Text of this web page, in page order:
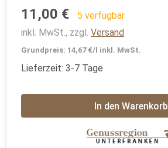
11,00 €
5 verfügbar
inkl. MwSt., zzgl. Versand
Grundpreis: 14,67 €/l inkl. MwSt.
Lieferzeit: 3-7 Tage
In den Warenkorb